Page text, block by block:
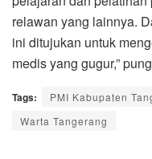
relawan yang lainnya.
ini ditujukan untuk
medis yang gugur,”
Tags: PMI Kabupaten
Warta Tangerang